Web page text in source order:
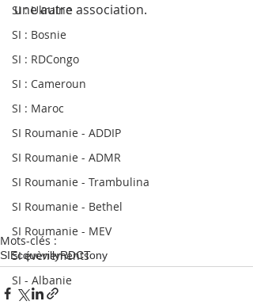
SI : Ukraine
SI : Bosnie
SI : RDCongo
SI : Cameroun
SI : Maroc
SI Roumanie - ADDIP
SI Roumanie - ADMR
SI Roumanie - Trambulina
SI Roumanie - Bethel
SI Roumanie - MEV
SI évènements
SI - Albanie
une autre association.
Mots-clés :
SIEcquevillyRDCTony